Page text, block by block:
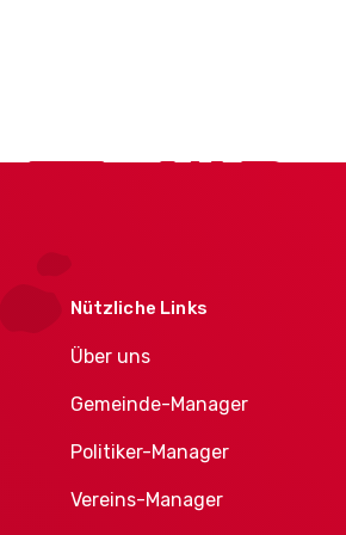
Nützliche Links
Über uns
Gemeinde-Manager
Politiker-Manager
Vereins-Manager